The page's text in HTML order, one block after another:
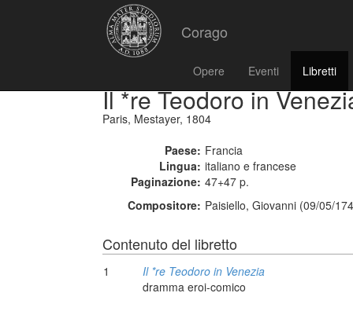
Corago
Opere Eventi Libretti
Il *re Teodoro in
Paris, Mestayer, 1804
Paese: Francia
Lingua: italiano e francese
Paginazione: 47+47 p.
Compositore: Paisiello, Giovanni (09/05/
Contenuto del libretto
1
Il *re Teodoro in Venezia
dramma eroi-comico